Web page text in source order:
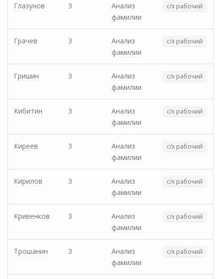
Глазунов 3
Анализ
фамилии
с/х рабочий
Грачев 3
Анализ
фамилии
с/х рабочий
Гришин 3
Анализ
фамилии
с/х рабочий
Кибитин 3
Анализ
фамилии
с/х рабочий
Киреев 3
Анализ
фамилии
с/х рабочий
Кирилов 3
Анализ
фамилии
с/х рабочий
Кривенков 3
Анализ
фамилии
с/х рабочий
Трошанин 3
Анализ
фамилии
с/х рабочий